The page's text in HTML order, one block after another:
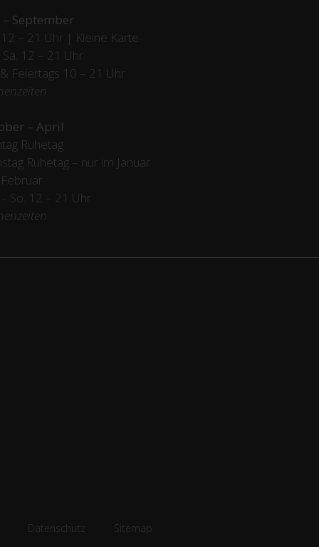
September
– 21 Uhr | Kleine Karte
Sa. 12 – 21 Uhr
Feiertags 10 – 21 Uhr
– April
Ruhetag
Ruhetag – nur im Januar
So. 12 – 21 Uhr
Datenschutz Sitemap